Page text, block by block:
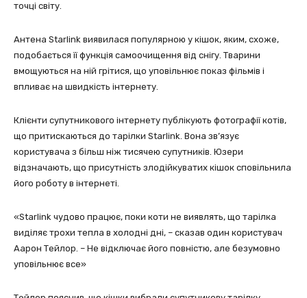
точці світу.
Антена Starlink виявилася популярною у кішок, яким, схоже,
подобається її функція самоочищення від снігу. Тварини
вмощуються на ній грітися, що уповільнює показ фільмів і
впливає на швидкість інтернету.
Клієнти супутникового інтернету публікують фотографії котів,
що притискаються до тарілки Starlink. Вона зв’язує
користувача з більш ніж тисячею супутників. Юзери
відзначають, що присутність злодійкуватих кішок сповільнила
його роботу в інтернеті.
«Starlink чудово працює, поки коти не виявлять, що тарілка
виділяє трохи тепла в холодні дні, – сказав один користувач
Аарон Тейлор. – Не відключає його повністю, але безумовно
уповільнює все»